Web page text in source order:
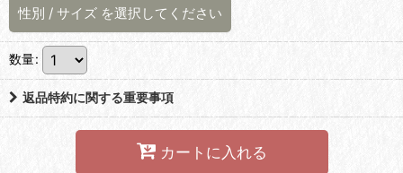
性別 / サイズ を選択してください
数量:
返品特約に関する重要事項
カートに入れる